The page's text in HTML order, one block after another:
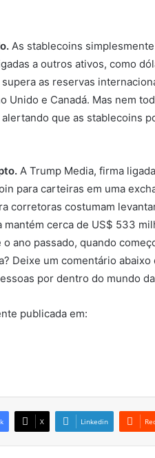
As stablecoins
a outros ativos, como
as reservas
Unido e Canadá. Mas nem
que as stablecoins
A Trump Media, firma
para carteiras em uma
corretoras costumam
mantém cerca de US$ 533
ano passado, quando
Deixe um comentário
por dentro do mundo
publicada em:
X Linkedin